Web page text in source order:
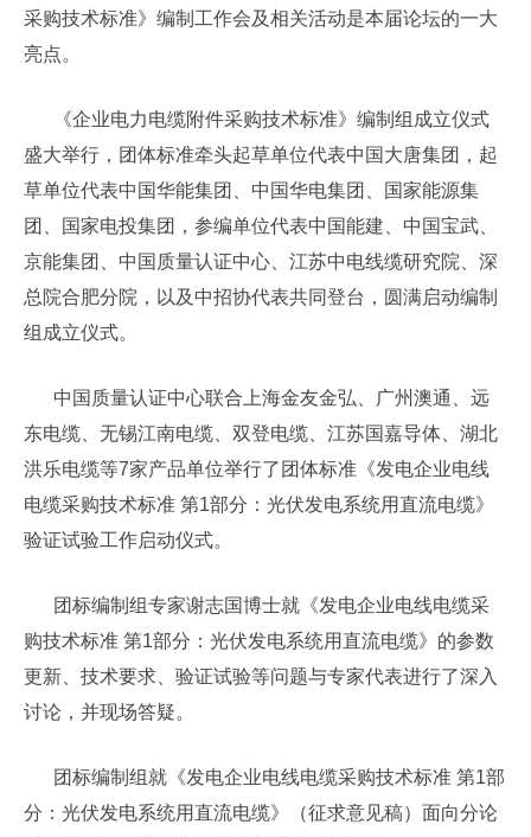
采购技术标准》编制工作会及相关活动是本届论坛的一大
亮点。
《企业电力电缆附件采购技术标准》编制组成立仪式
盛大举行，团体标准牵头起草单位代表中国大唐集团，起
草单位代表中国华能集团、中国华电集团、国家能源集
团、国家电投集团，参编单位代表中国能建、中国宝武、
京能集团、中国质量认证中心、江苏中电线缆研究院、深
总院合肥分院，以及中招协代表共同登台，圆满启动编制
组成立仪式。
中国质量认证中心联合上海金友金弘、广州澳通、远
东电缆、无锡江南电缆、双登电缆、江苏国嘉导体、湖北
洪乐电缆等7家产品单位举行了团体标准《发电企业电线
电缆采购技术标准 第1部分：光伏发电系统用直流电缆》
验证试验工作启动仪式。
团标编制组专家谢志国博士就《发电企业电线电缆采
购技术标准 第1部分：光伏发电系统用直流电缆》的参数
更新、技术要求、验证试验等问题与专家代表进行了深入
讨论，并现场答疑。
团标编制组就《发电企业电线电缆采购技术标准 第1部
分：光伏发电系统用直流电缆》（征求意见稿）面向分论